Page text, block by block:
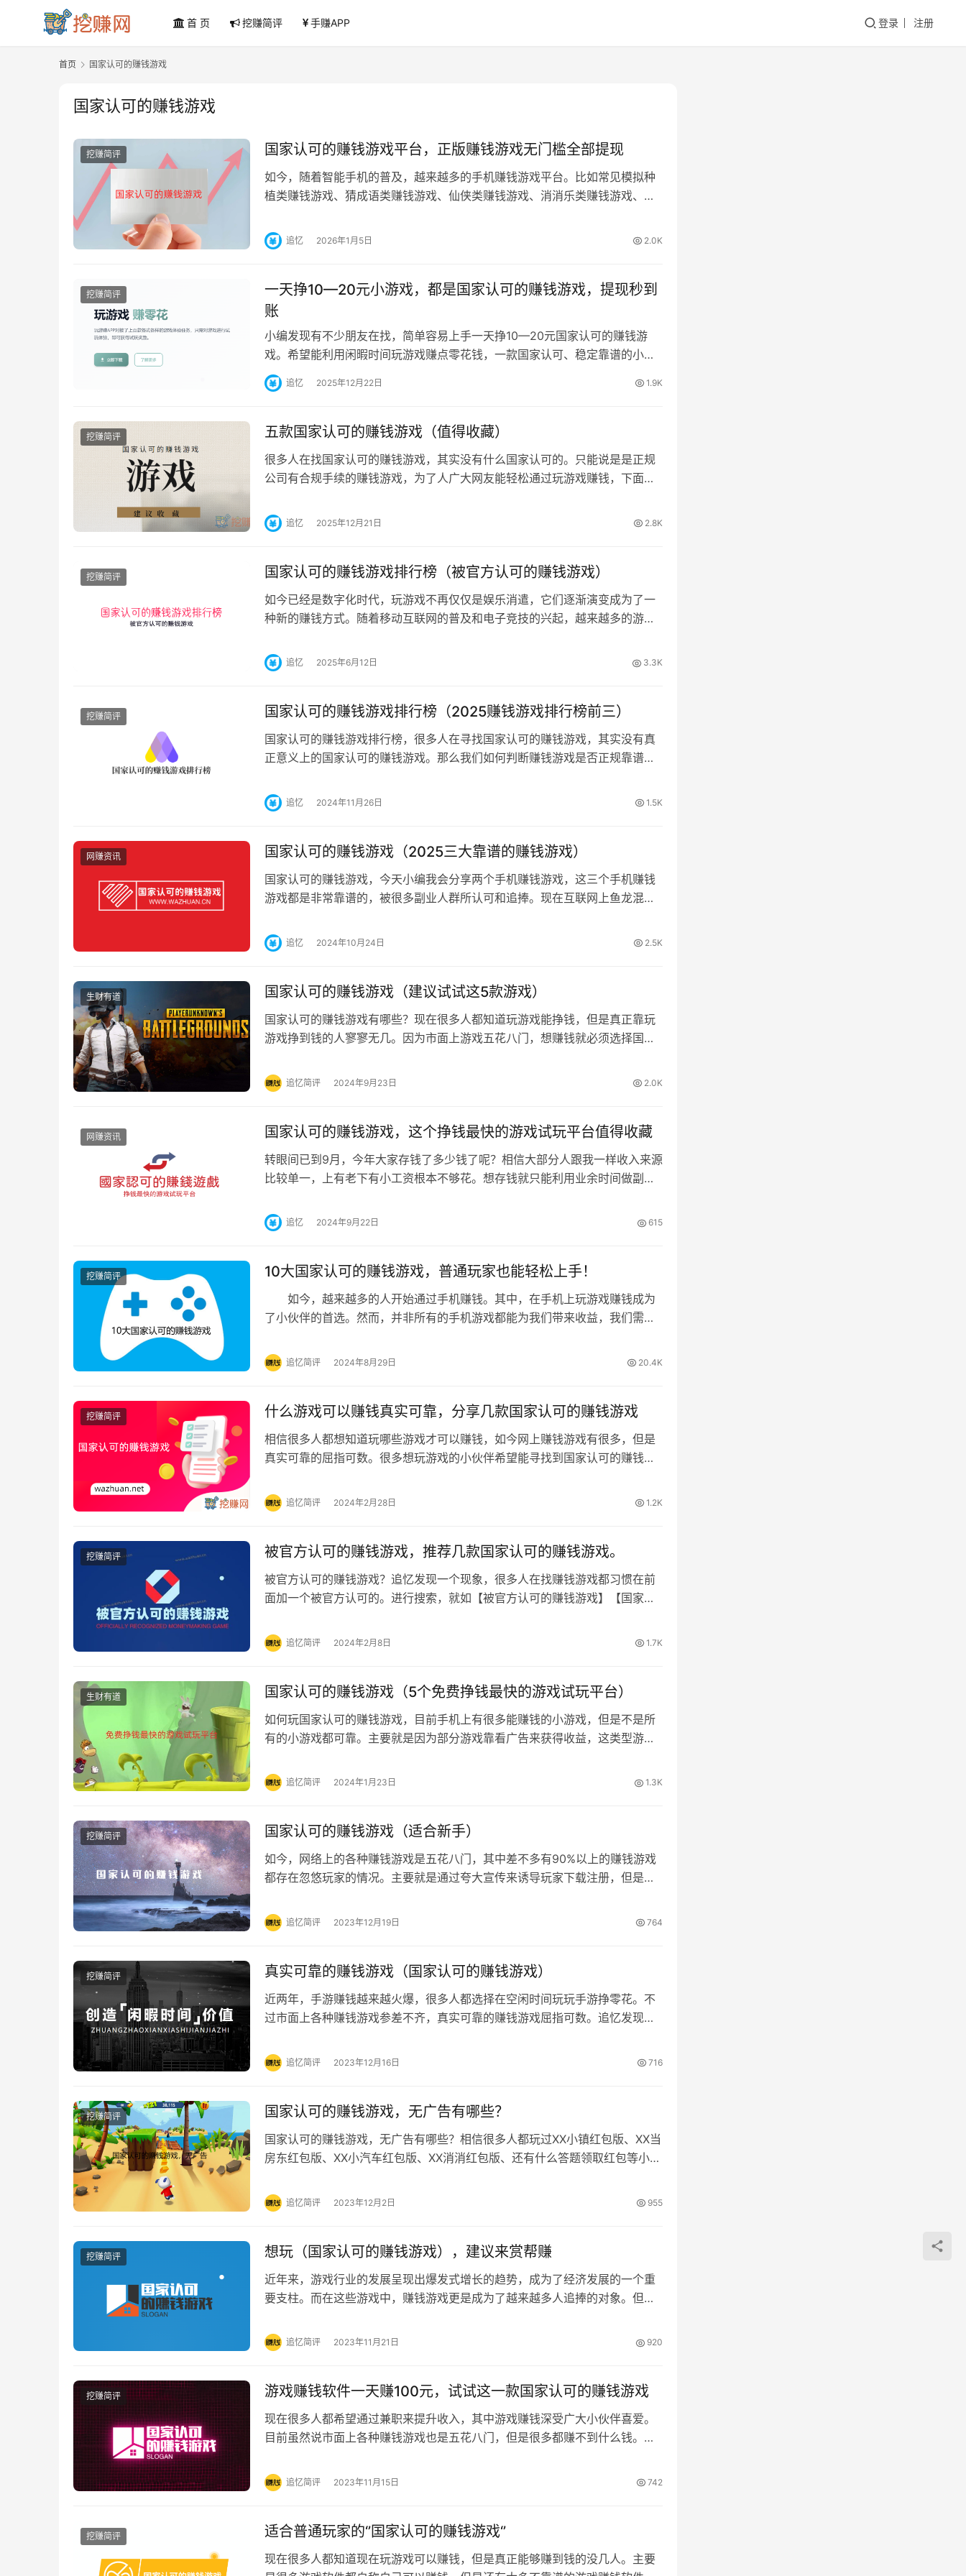
首 页 挖赚简评 手赚APP 登录 注册
首页 国家认可的赚钱游戏
国家认可的赚钱游戏
挖赚简评 国家认可的赚钱游戏平台，正版赚钱游戏无门槛全部提现
如今，随着智能手机的普及，越来越多的手机赚钱游戏平台。比如常见模拟种
植类赚钱游戏、猜成语类赚钱游戏、仙侠类赚钱游戏、消消乐类赚钱游戏、走
追忆 2026年1月5日 2.0K
挖赚简评
一天挣10—20元小游戏，都是国家认可的赚钱游戏，提现秒到
账
小编发现有不少朋友在找，简单容易上手一天挣10—20元国家认可的赚钱游
戏。希望能利用闲暇时间玩游戏赚点零花钱，一款国家认可、稳定靠谱的小游
戏，每天只要我们花点时间就能赚个10—20…
追忆 2025年12月22日 1.9K
挖赚简评 五款国家认可的赚钱游戏（值得收藏）
很多人在找国家认可的赚钱游戏，其实没有什么国家认可的。只能说是是正规
公司有合规手续的赚钱游戏，为了人广大网友能轻松通过玩游戏赚钱，下面就
追忆 2025年12月21日 2.8K
挖赚简评 国家认可的赚钱游戏排行榜（被官方认可的赚钱游戏）
如今已经是数字化时代，玩游戏不再仅仅是娱乐消遣，它们逐渐演变成为了一
种新的赚钱方式。随着移动互联网的普及和电子竞技的兴起，越来越多的游戏
追忆 2025年6月12日 3.3K
挖赚简评 国家认可的赚钱游戏排行榜（2025赚钱游戏排行榜前三）
国家认可的赚钱游戏排行榜，很多人在寻找国家认可的赚钱游戏，其实没有真
正意义上的国家认可的赚钱游戏。那么我们如何判断赚钱游戏是否正规靠谱
追忆 2024年11月26日 1.5K
网赚资讯 国家认可的赚钱游戏（2025三大靠谱的赚钱游戏）
国家认可的赚钱游戏，今天小编我会分享两个手机赚钱游戏，这三个手机赚钱
游戏都是非常靠谱的，被很多副业人群所认可和追捧。现在互联网上鱼龙混
追忆 2024年10月24日 2.5K
生财有道 国家认可的赚钱游戏（建议试试这5款游戏）
国家认可的赚钱游戏有哪些？现在很多人都知道玩游戏能挣钱，但是真正靠玩
游戏挣到钱的人寥寥无几。因为市面上游戏五花八门，想赚钱就必须选择国家
追忆简评 2024年9月23日 2.0K
网赚资讯 国家认可的赚钱游戏，这个挣钱最快的游戏试玩平台值得收藏
转眼间已到9月，今年大家存钱了多少钱了呢？相信大部分人跟我一样收入来源
比较单一，上有老下有小工资根本不够花。想存钱就只能利用业余时间做副
追忆 2024年9月22日 615
挖赚简评 10大国家认可的赚钱游戏，普通玩家也能轻松上手！
如今，越来越多的人开始通过手机赚钱。其中，在手机上玩游戏赚钱成为
了小伙伴的首选。然而，并非所有的手机游戏都能为我们带来收益，我们需要
追忆简评 2024年8月29日 20.4K
挖赚简评 什么游戏可以赚钱真实可靠，分享几款国家认可的赚钱游戏
相信很多人都想知道玩哪些游戏才可以赚钱，如今网上赚钱游戏有很多，但是
真实可靠的屈指可数。很多想玩游戏的小伙伴希望能寻找到国家认可的赚钱游
追忆简评 2024年2月28日 1.2K
挖赚简评 被官方认可的赚钱游戏，推荐几款国家认可的赚钱游戏。
被官方认可的赚钱游戏？追忆发现一个现象，很多人在找赚钱游戏都习惯在前
面加一个被官方认可的。进行搜索，就如【被官方认可的赚钱游戏】【国家认
追忆简评 2024年2月8日 1.7K
生财有道 国家认可的赚钱游戏（5个免费挣钱最快的游戏试玩平台）
如何玩国家认可的赚钱游戏，目前手机上有很多能赚钱的小游戏，但是不是所
有的小游戏都可靠。主要就是因为部分游戏靠看广告来获得收益，这类型游戏
追忆简评 2024年1月23日 1.3K
挖赚简评 国家认可的赚钱游戏（适合新手）
如今，网络上的各种赚钱游戏是五花八门，其中差不多有90%以上的赚钱游戏
都存在忽悠玩家的情况。主要就是通过夸大宣传来诱导玩家下载注册，但是这
追忆简评 2023年12月19日 764
挖赚简评 真实可靠的赚钱游戏（国家认可的赚钱游戏）
近两年，手游赚钱越来越火爆，很多人都选择在空闲时间玩玩手游挣零花。不
过市面上各种赚钱游戏参差不齐，真实可靠的赚钱游戏屈指可数。追忆发现还
追忆简评 2023年12月16日 716
挖赚简评 国家认可的赚钱游戏，无广告有哪些？
国家认可的赚钱游戏，无广告有哪些？相信很多人都玩过XX小镇红包版、XX当
房东红包版、XX小汽车红包版、XX消消红包版、还有什么答题领取红包等小游
追忆简评 2023年12月2日 955
挖赚简评 想玩（国家认可的赚钱游戏），建议来赏帮赚
近年来，游戏行业的发展呈现出爆发式增长的趋势，成为了经济发展的一个重
要支柱。而在这些游戏中，赚钱游戏更是成为了越来越多人追捧的对象。但
追忆简评 2023年11月21日 920
挖赚简评 游戏赚钱软件一天赚100元，试试这一款国家认可的赚钱游戏
现在很多人都希望通过兼职来提升收入，其中游戏赚钱深受广大小伙伴喜爱。
目前虽然说市面上各种赚钱游戏也是五花八门，但是很多都赚不到什么钱。主
追忆简评 2023年11月15日 742
挖赚简评 适合普通玩家的‘’国家认可的赚钱游戏‘’
现在很多人都知道现在玩游戏可以赚钱，但是真正能够赚到钱的没几人。主要